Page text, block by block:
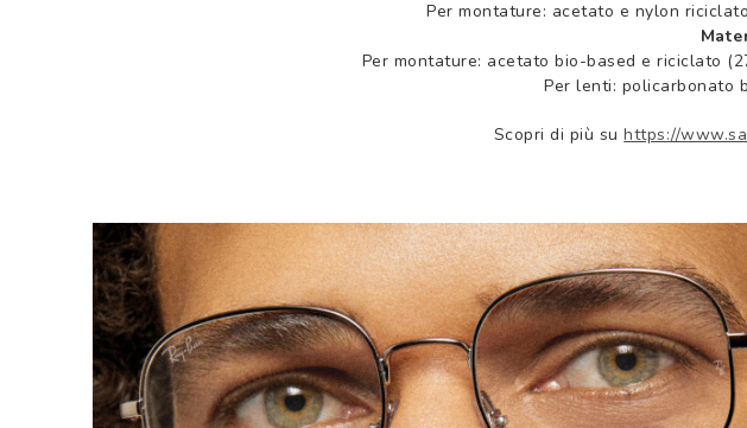
Per montature: acetato e nylon
Per montature: acetato bio-based e riciclato
Per lenti: policarbonato
Scopri di più suhttps://